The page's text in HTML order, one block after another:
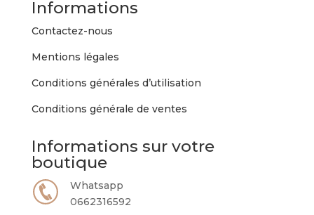
Informations
Contactez-nous
Mentions légales
Conditions générales d’utilisation
Conditions générale de ventes
Informations sur votre
boutique
Whatsapp
0662316592